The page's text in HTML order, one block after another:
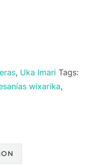
, Uka Imari Tags:
wixarika,